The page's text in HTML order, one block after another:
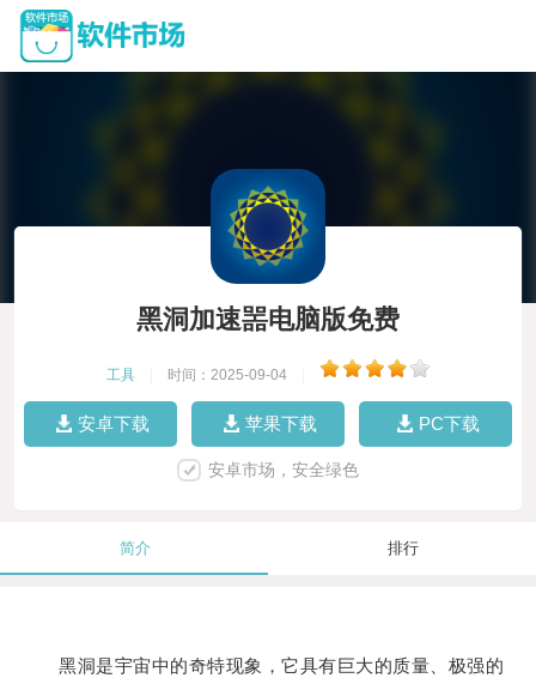
黑洞加速噐电脑版免费
工具 时间：2025-09-04
安卓下载 苹果下载 PC下载
安卓市场，安全绿色
简介 排行
黑洞是宇宙中的奇特现象，它具有巨大的质量、极强的